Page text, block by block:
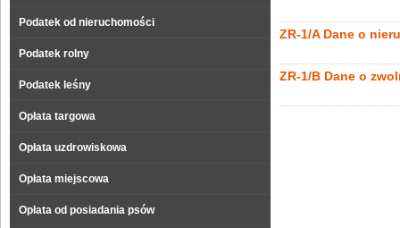
Podatek od nieruchomości
Podatek rolny
Podatek leśny
Opłata targowa
Opłata uzdrowiskowa
Opłata miejscowa
Opłata od posiadania psów
ZR-1/A Dane o
ZR-1/B Dane o